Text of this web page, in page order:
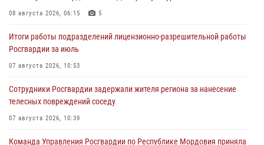
08 августа 2026, 06:15 5
Итоги работы подразделений лицензионно-разрешительной работы
Росгвардии за июль
07 августа 2026, 10:53
Сотрудники Росгвардии задержали жителя региона за нанесение
телесных повреждений соседу
07 августа 2026, 10:39
Команда Управления Росгвардии по Республике Мордовия приняла